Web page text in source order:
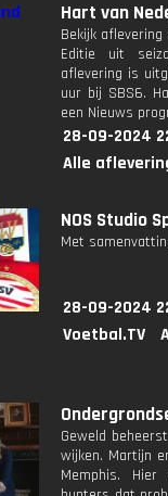
Hart van
Bekijk
Editie uit
aflevering is
uur bij SBS6.
een Nieuws
28-09-2024
Alle
NOS Studio
Met
28-09-2024
Voetbal.TV
Geweld
wijken. Martijn
Memphis.